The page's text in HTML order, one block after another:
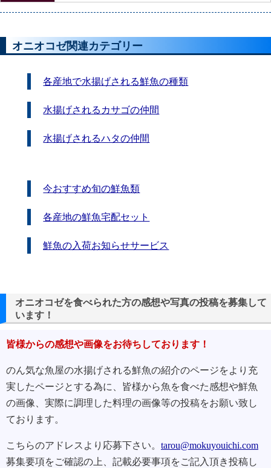
オニオコゼ関連カテゴリー
各産地で水揚げされる鮮魚の種類
水揚げされるカサゴの仲間
水揚げされるハタの仲間
今おすすめ旬の鮮魚類
各産地の鮮魚宅配セット
鮮魚の入荷お知らせサービス
オニオコゼを食べられた方の感想や写真の投稿を募集して
います！
皆様からの感想や画像をお待ちしております！
のん気な魚屋の水揚げされる鮮魚の紹介のページをより充
実したページとする為に、皆様から魚を食べた感想や鮮魚
の画像、実際に調理した料理の画像等の投稿をお願い致し
ております。
こちらのアドレスより応募下さい。 tarou@mokuyouichi.com
募集要項をご確認の上、記載必要事項をご記入頂き投稿し